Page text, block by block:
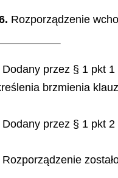
Rozporządzenie
Dodany przez § 1 pkt
brzmienia
Dodany przez § 1 pkt
Rozporządzenie